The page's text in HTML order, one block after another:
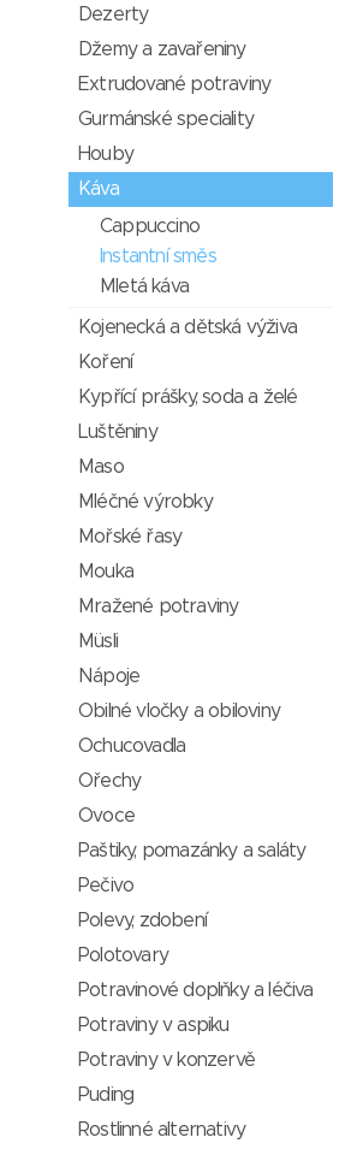
Dezerty
Džemy a zavařeniny
Extrudované potraviny
Gurmánské speciality
Houby
Káva
Cappuccino
Instantní směs
Mletá káva
Kojenecká a dětská výživa
Koření
Kypřící prášky, soda a želé
Luštěniny
Maso
Mléčné výrobky
Mořské řasy
Mouka
Mražené potraviny
Müsli
Nápoje
Obilné vločky a obiloviny
Ochucovadla
Ořechy
Ovoce
Paštiky, pomazánky a saláty
Pečivo
Polevy, zdobení
Polotovary
Potravinové doplňky a léčiva
Potraviny v aspiku
Potraviny v konzervě
Puding
Rostlinné alternativy